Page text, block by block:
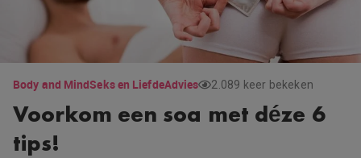
Body and MindSeks en LiefdeAdvies 2.089 keer bekeken
Voorkom een soa met déze 6
tips!